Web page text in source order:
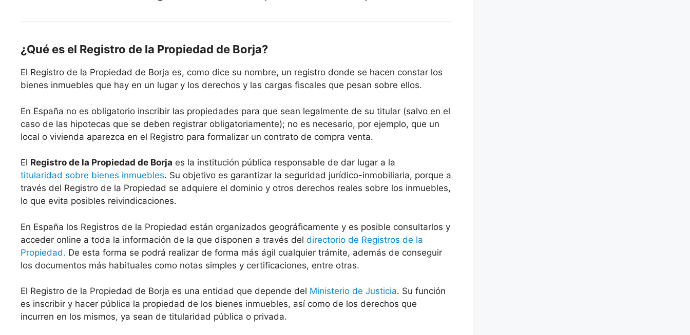
¿Qué es el Registro de la Propiedad de Borja?
El Registro de la Propiedad de Borja es, como dice su nombre, un registro donde se hacen constar los
bienes inmuebles que hay en un lugar y los derechos y las cargas fiscales que pesan sobre ellos.
En España no es obligatorio inscribir las propiedades para que sean legalmente de su titular (salvo en el
caso de las hipotecas que se deben registrar obligatoriamente); no es necesario, por ejemplo, que un
local o vivienda aparezca en el Registro para formalizar un contrato de compra venta.
El Registro de la Propiedad de Borja es la institución pública responsable de dar lugar a la
titularidad sobre bienes inmuebles. Su objetivo es garantizar la seguridad jurídico-inmobiliaria, porque a
través del Registro de la Propiedad se adquiere el dominio y otros derechos reales sobre los inmuebles,
lo que evita posibles reivindicaciones.
En España los Registros de la Propiedad están organizados geográficamente y es posible consultarlos y
acceder online a toda la información de la que disponen a través del directorio de Registros de la
Propiedad. De esta forma se podrá realizar de forma más ágil cualquier trámite, además de conseguir
los documentos más habituales como notas simples y certificaciones, entre otras.
El Registro de la Propiedad de Borja es una entidad que depende del Ministerio de Justicia. Su función
es inscribir y hacer pública la propiedad de los bienes inmuebles, así como de los derechos que
incurren en los mismos, ya sean de titularidad pública o privada.